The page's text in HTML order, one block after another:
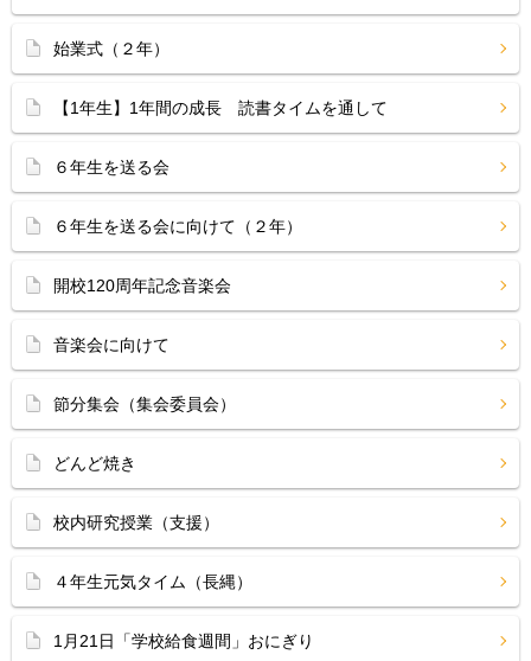
始業式（２年）
【1年生】1年間の成長 読書タイムを通して
６年生を送る会
６年生を送る会に向けて（２年）
開校120周年記念音楽会
音楽会に向けて
節分集会（集会委員会）
どんど焼き
校内研究授業（支援）
４年生元気タイム（長縄）
1月21日「学校給食週間」おにぎり